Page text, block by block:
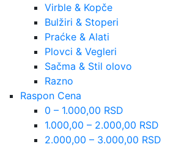
Virble & Kopče
Bulžiri & Stoperi
Praćke & Alati
Plovci & Vegleri
Sačma & Stil olovo
Razno
Raspon Cena
0 – 1.000,00 RSD
1.000,00 – 2.000,00 RSD
2.000,00 – 3.000,00 RSD